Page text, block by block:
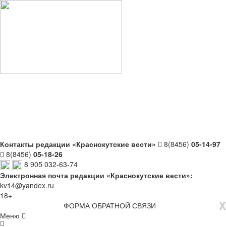
Контакты редакции «Краснокутские вести» 8(8456) 05-14-97
8(8456) 05-18-26
8 905 032-63-74
Электронная почта редакции «Краснокутские вести»:
kv14@yandex.ru
18+
X
ФОРМА ОБРАТНОЙ СВЯЗИ
Меню